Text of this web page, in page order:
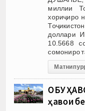
миллии
хориҷиро
доллари
10.5668
сомониро
Матни
ОБУ
ҳавои